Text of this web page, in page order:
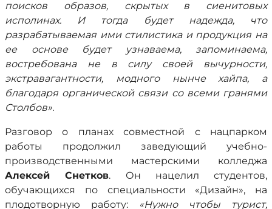
поисков образов, скрытых в сиенитовых
исполинах. И тогда будет надежда, что
разрабатываемая ими стилистика и продукция на
ее основе будет узнаваема, запоминаема,
востребована не в силу своей вычурности,
экстравагантности, модного нынче хайпа, а
благодаря органической связи со всеми гранями
Столбов».
Разговор о планах совместной с нацпарком
работы продолжил заведующий учебно-
производственными мастерскими колледжа
Алексей Снетков. Он нацелил студентов,
обучающихся по специальности «Дизайн», на
плодотворную работу:
«Нужно чтобы турист,